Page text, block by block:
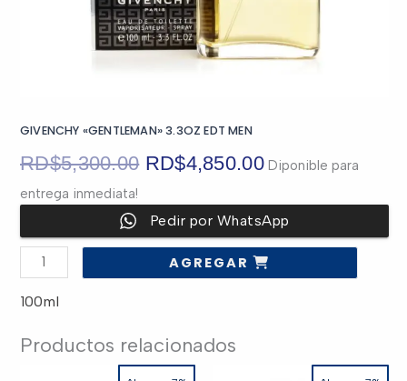
GIVENCHY «GENTLEMAN» 3.3OZ EDT MEN
RD$5,300.00 El
precio
original
era:
RD$4,850.00El
precio
actual
es:
Diponible para
entrega inmediata!
Pedir por WhatsApp
GIVENCHY
"GENTLEMAN"
3.3OZ
MEN
AGREGAR
100ml
Productos relacionados